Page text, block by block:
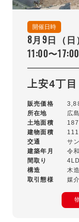
開催日時
8月9日（日）
11:00〜17:00
上安4丁
販売価格
所在地
広
土地面積
建物面積
交通
サ
建築年月
令
間取り
構造
木
取引態様
媒介